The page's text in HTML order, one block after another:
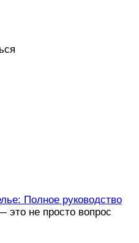
Полное руководство
это не просто вопрос